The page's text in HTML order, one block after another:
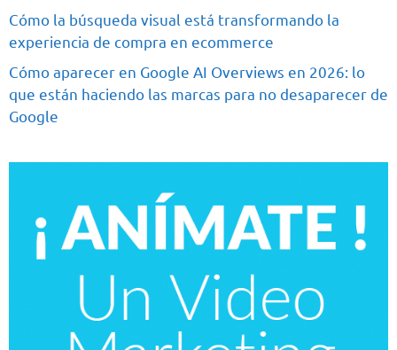
Cómo la búsqueda visual está transformando la
experiencia de compra en ecommerce
Cómo aparecer en Google AI Overviews en 2026: lo
que están haciendo las marcas para no desaparecer de
Google